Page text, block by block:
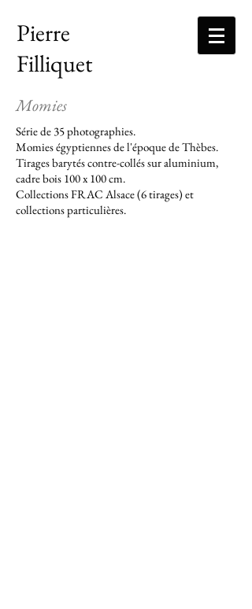
Pierre
Filliquet
Momies
Série de 35 photographies.
Momies égyptiennes de l'époque de Thèbes.
Tirages barytés contre-collés sur aluminium,
cadre bois 100 x 100 cm.
Collections FRAC Alsace (6 tirages) et
collections particulières.